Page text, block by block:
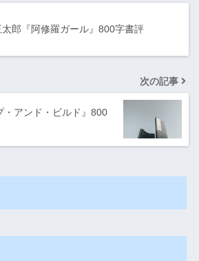
郎『阿修羅ガール』800字書評
次の記事
・アンド・ビルド』800